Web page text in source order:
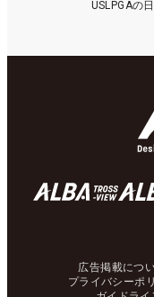
USLPGAの
広告掲載につ
プライバシーポ